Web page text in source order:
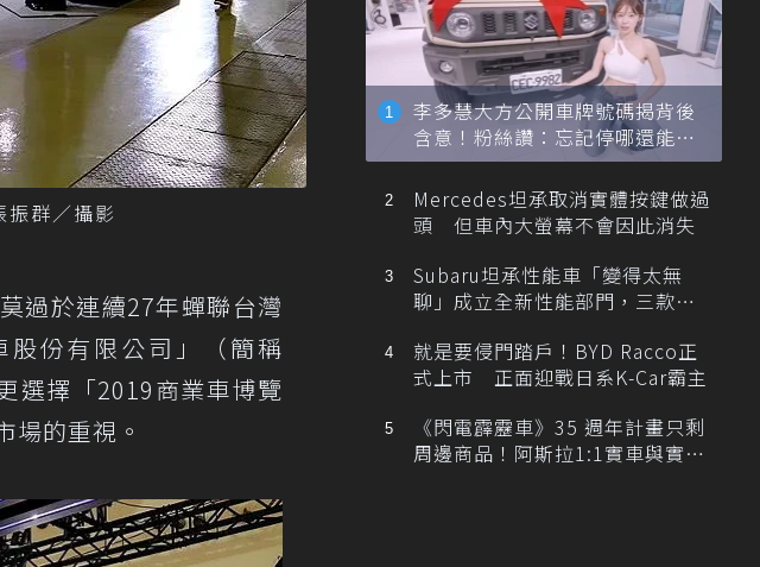
群／攝影
過於連續27年蟬聯台灣
份有限公司」（簡稱
選擇「2019商業車博覽
場的重視。
李多慧大方公開車牌號碼揭背後
含意！粉絲讚：忘記停哪還能幫
忙找車
Mercedes坦承取消實體按鍵做過
頭 但車內大螢幕不會因此消失
Subaru坦承性能車「變得太無
聊」成立全新性能部門，三款手
就是要侵門踏戶！BYD Racco正
式上市 正面迎戰日系K-Car霸主
《閃電霹靂車》35 週年計畫只剩
周邊商品！阿斯拉1:1實車與實體